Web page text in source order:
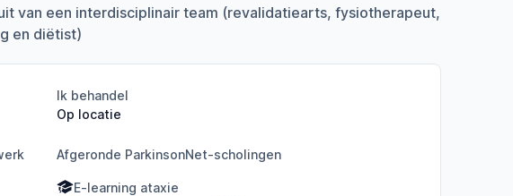
van een interdisciplinair team (revalidatiearts, fysiotherapeut,
en diëtist)
Ik behandel
Op locatie
Afgeronde ParkinsonNet-scholingen
E-learning ataxie